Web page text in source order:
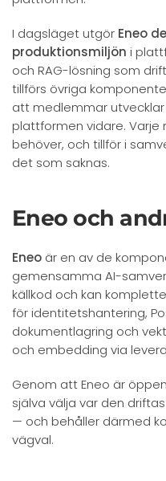
I dagsläget utgör Eneo
produktionsmiljön i
och RAG-lösning som
tillförs övriga
att medlemmar
plattformen vidare.
behöver, och tillför i
det som saknas.
Eneo och
Eneo är en av de
gemensamma AI-
källkod och kan
för identitetshantering,
dokumentlagring och
och embedding via
Genom att Eneo är
själva välja var den
— och behåller därmed
vägval.